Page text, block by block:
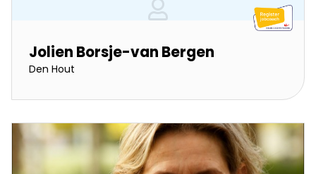
Jolien Borsje-van Bergen
Den Hout